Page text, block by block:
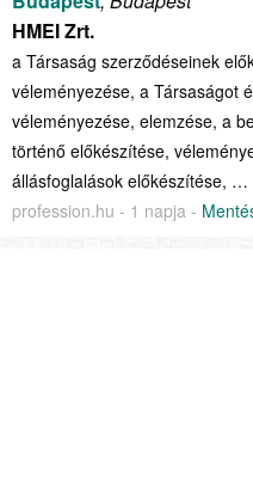
HMEI Zrt.
a Társaság szerződéseinek
véleményezése, a Társaságot
véleményezése, elemzése, a
történő előkészítése,
állásfoglalások előkészítése, …
profession.hu - 1 napja -